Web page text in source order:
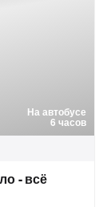
На автобусе
6 часов
- всё